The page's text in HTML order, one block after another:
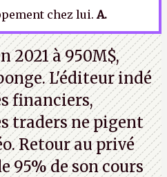
chez lui.A.
2021 à 950M$,
L'éditeur indé
financiers,
traders ne pigent
Retour au privé
95% de son cours